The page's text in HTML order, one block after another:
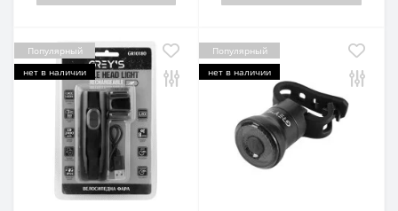
Популярный
нет в наличии
Популярный
нет в наличии